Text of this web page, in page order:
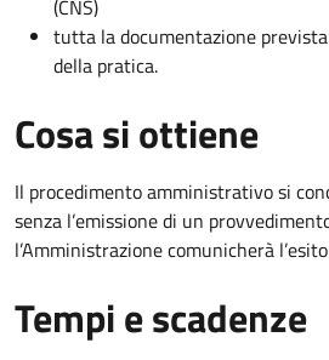
(CNS)
tutta la documentazione
della pratica.
Cosa si ottiene
Il procedimento amministrativo si
senza l’emissione di un
l’Amministrazione comunicherà
Tempi e scadenze